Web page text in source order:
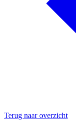
Terug naar overzicht